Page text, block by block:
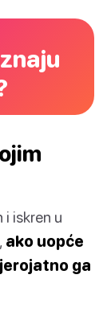
iskren u
ako uopće
ga